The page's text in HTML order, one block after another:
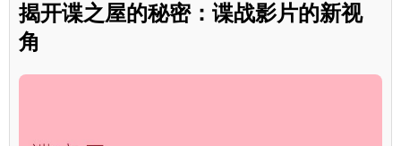
揭开谍之屋的秘密：谍战影片的新视
角